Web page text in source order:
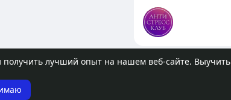
получить лучший опыт на нашем веб-сайте. Выучить
© 2026 molodost.bz